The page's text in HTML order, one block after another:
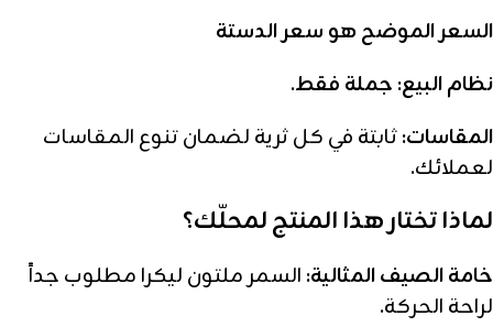
السعر الموضح هو سعر الدستة
نظام البيع: جملة فقط.
المقاسات:ثابتة في كل ثرية لضمان تنوع المقاسات
لعملائك.
لماذا تختار هذا المنتج لمحلّك؟
خامة الصيف المثالية: السمر ملتون ليكرا مطلوب جداً
لراحة الحركة.